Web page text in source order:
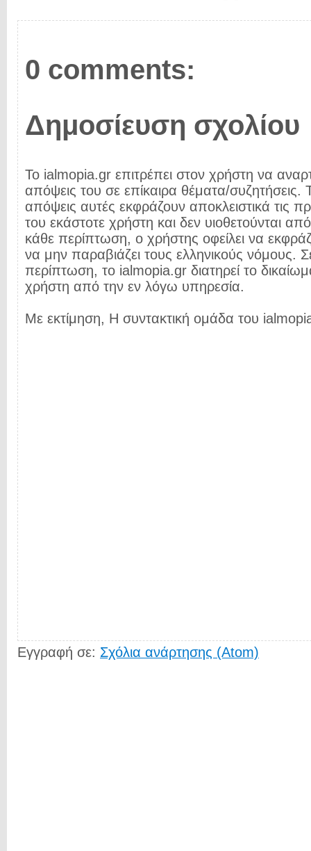
0 comments:
Δημοσίευση σχολίου
Το ialmopia.gr επιτρέπει στον χρήστη να
απόψεις του σε επίκαιρα θέματα/συζητήσεις.
απόψεις αυτές εκφράζουν αποκλειστικά τις
του εκάστοτε χρήστη και δεν υιοθετούνται
κάθε περίπτωση, ο χρήστης οφείλει να
να μην παραβιάζει τους ελληνικούς νόμους.
περίπτωση, το ialmopia.gr διατηρεί το
χρήστη από την εν λόγω υπηρεσία.
Με εκτίμηση, Η συντακτική ομάδα του
Εγγραφή σε: Σχόλια ανάρτησης (Atom)